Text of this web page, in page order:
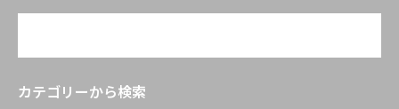
み立て方」
カテゴリーから検索